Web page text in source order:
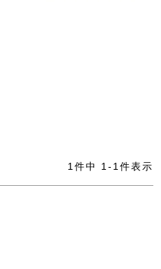
1 件中 1 - 1 件表示